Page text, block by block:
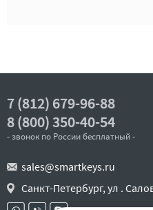
7 (812) 679-96-88
8 (800) 350-40-54
- звонок по России бесплатный -
sales@smartkeys.ru
Санкт-Петербург, ул .